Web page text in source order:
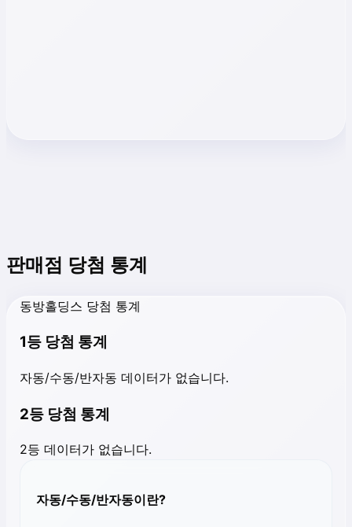
판매점 당첨 통계
동방홀딩스 당첨 통계
1등 당첨 통계
자동/수동/반자동 데이터가 없습니다.
2등 당첨 통계
2등 데이터가 없습니다.
자동/수동/반자동이란?